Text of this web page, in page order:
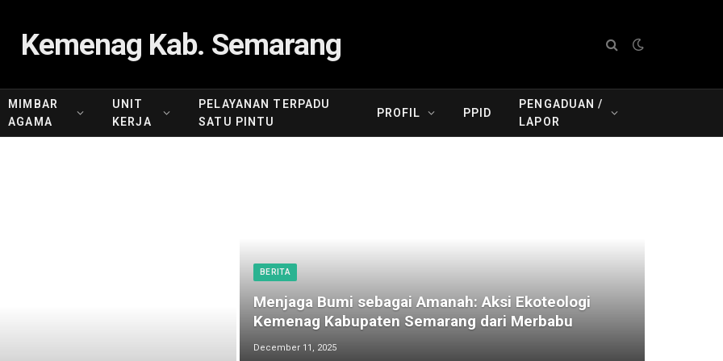
Kemenag Kab. Semarang
MIMBAR
AGAMA
UNIT
KERJA
PELAYANAN TERPADU
SATU PINTU
PROFIL PPID
PENGADUAN /
LAPOR
BERITA
Menjaga Bumi sebagai Amanah: Aksi Ekoteologi
Kemenag Kabupaten Semarang dari Merbabu
December 11, 2025